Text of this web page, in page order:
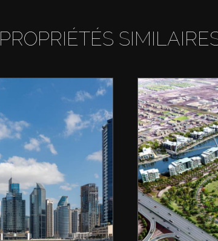
PROPRIÉTÉS